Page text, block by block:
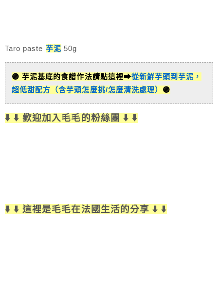
Taro paste 芋泥 50g
🟣 芋泥基底的食譜作法請點這裡➡從新鮮芋頭到芋泥，
超低甜配方（含芋頭怎麼挑/怎麼清洗處理） 🟣
⬇️ ⬇️ 歡迎加入毛毛的粉絲團 ⬇️ ⬇️
⬇️ ⬇️ 這裡是毛毛在法國生活的分享 ⬇️ ⬇️